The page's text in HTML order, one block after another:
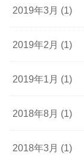
2019年3月 (1)
2019年2月 (1)
2019年1月 (1)
2018年8月 (1)
2018年3月 (1)